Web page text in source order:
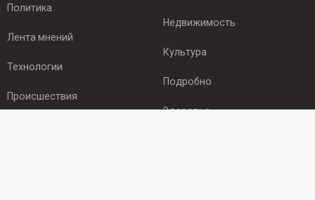
Политика
Лента мнений
Технологии
Происшествия
Недвижимость
Культура
Подробно
Здоровье